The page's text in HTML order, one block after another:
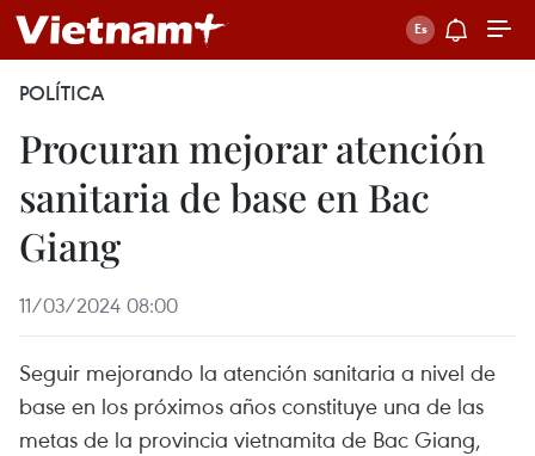
POLÍTICA
Procuran mejorar atención
sanitaria de base en Bac
Giang
11/03/2024 08:00
Seguir mejorando la atención sanitaria a nivel de
base en los próximos años constituye una de las
metas de la provincia vietnamita de Bac Giang,